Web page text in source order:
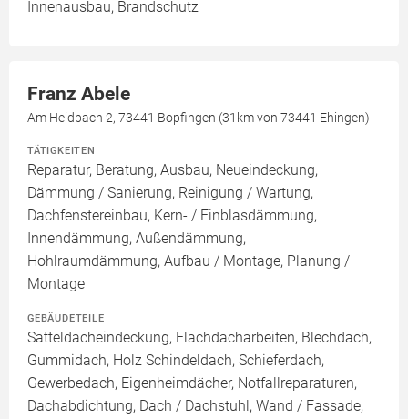
Innenausbau, Brandschutz
Franz Abele
Am Heidbach 2, 73441 Bopfingen (31km von 73441 Ehingen)
TÄTIGKEITEN
Reparatur, Beratung, Ausbau, Neueindeckung,
Dämmung / Sanierung, Reinigung / Wartung,
Dachfenstereinbau, Kern- / Einblasdämmung,
Innendämmung, Außendämmung,
Hohlraumdämmung, Aufbau / Montage, Planung /
Montage
GEBÄUDETEILE
Satteldacheindeckung, Flachdacharbeiten, Blechdach,
Gummidach, Holz Schindeldach, Schieferdach,
Gewerbedach, Eigenheimdächer, Notfallreparaturen,
Dachabdichtung, Dach / Dachstuhl, Wand / Fassade,